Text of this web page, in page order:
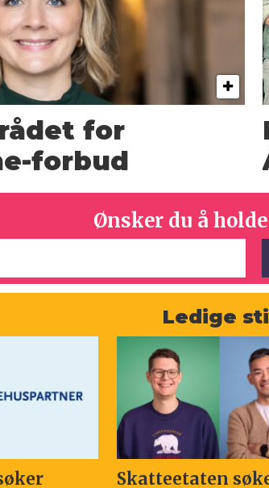
for
forbud
Ønsker du å
Ledige
Skatteetaten